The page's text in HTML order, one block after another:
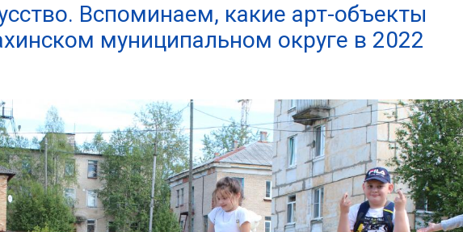
Вспоминаем, какие арт-объекты
муниципальном округе в 2022